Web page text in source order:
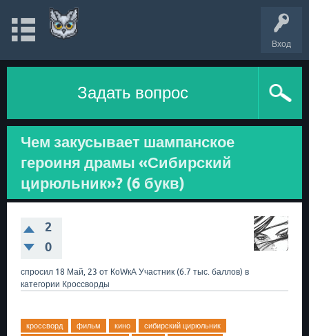
Вход
Задать вопрос
Чем закусывает шампанское
героиня драмы «Сибирский
цирюльник»? (6 букв)
2
0
спросил 18 Май, 23 от КоWкА Участник (6.7 тыс. баллов) в
категории Кроссворды
кроссворд фильм кино
сибирский цирюльник